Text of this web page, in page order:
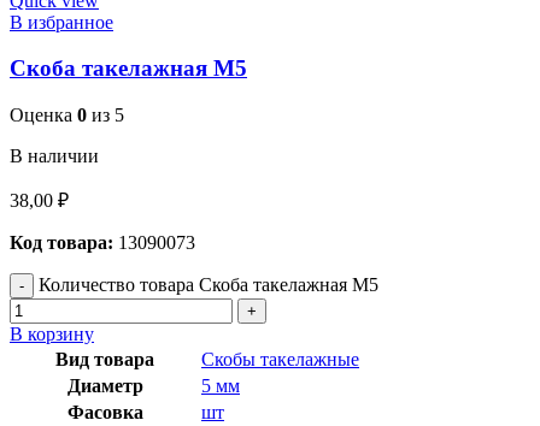
В избранное
Скоба такелажная М5
Оценка 0 из 5
В наличии
38,00 ₽
Код товара: 13090073
Количество товара Скоба такелажная М5
В корзину
Вид товара
Скобы такелажные
Диаметр
5 мм
Фасовка
шт